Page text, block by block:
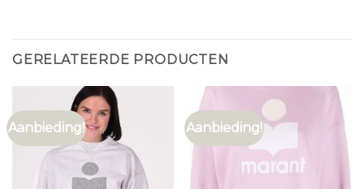
GERELATEERDE PRODUCTEN
Aanbieding! Aanbieding!